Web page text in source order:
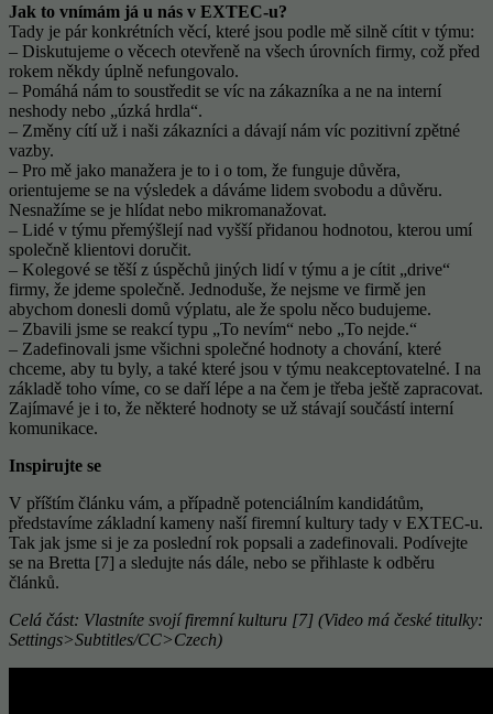
Jak to vnímám já u nás v EXTEC-u?
Tady je pár konkrétních věcí, které jsou podle mě silně cítit v týmu:
– Diskutujeme o věcech otevřeně na všech úrovních firmy, což před
rokem někdy úplně nefungovalo.
– Pomáhá nám to soustředit se víc na zákazníka a ne na interní
neshody nebo „úzká hrdla“.
– Změny cítí už i naši zákazníci a dávají nám víc pozitivní zpětné
vazby.
– Pro mě jako manažera je to i o tom, že funguje důvěra,
orientujeme se na výsledek a dáváme lidem svobodu a důvěru.
Nesnažíme se je hlídat nebo mikromanažovat.
– Lidé v týmu přemýšlejí nad vyšší přidanou hodnotou, kterou umí
společně klientovi doručit.
– Kolegové se těší z úspěchů jiných lidí v týmu a je cítit „drive“
firmy, že jdeme společně. Jednoduše, že nejsme ve firmě jen
abychom donesli domů výplatu, ale že spolu něco budujeme.
– Zbavili jsme se reakcí typu „To nevím“ nebo „To nejde.“
– Zadefinovali jsme všichni společné hodnoty a chování, které
chceme, aby tu byly, a také které jsou v týmu neakceptovatelné. I na
základě toho víme, co se daří lépe a na čem je třeba ještě zapracovat.
Zajímavé je i to, že některé hodnoty se už stávají součástí interní
komunikace.
Inspirujte se
V příštím článku vám, a případně potenciálním kandidátům,
představíme základní kameny naší firemní kultury tady v EXTEC-u.
Tak jak jsme si je za poslední rok popsali a zadefinovali. Podívejte
se na Bretta [7] a sledujte nás dále, nebo se přihlaste k odběru
článků.
Celá část: Vlastníte svojí firemní kulturu [7] (Video má české titulky:
Settings>Subtitles/CC>Czech)